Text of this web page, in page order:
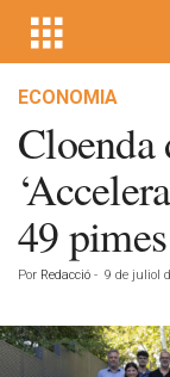
ECONOMIA
Cloenda
49
Por Redacció - 9 de juliol